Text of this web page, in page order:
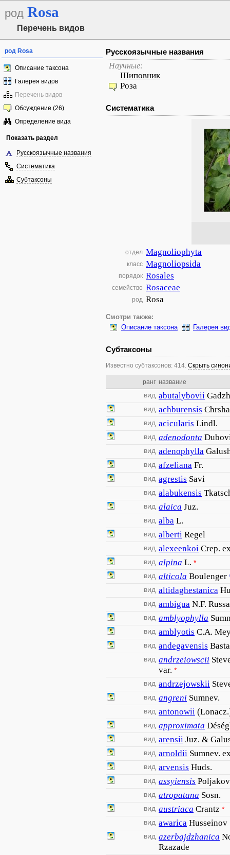
род Rosa
Перечень видов
род Rosa
Описание таксона
Галерея видов
Перечень видов
Обсуждение (26)
Определение вида
Показать раздел
Русскоязычные названия
Систематика
Субтаксоны
Русскоязычные названия
Научные:
Шиповник
Роза
Систематика
отдел Magnoliophyta
класс Magnoliopsida
порядок Rosales
семейство Rosaceae
род Rosa
Смотри также:
Описание таксона
Галерея
Субтаксоны
Известно субтаксонов: 414. Скрыть
ранг название
вид abutalybovii
вид achburensis
вид acicularis Lindl.
вид adenodonta
вид adenophylla
вид afzeliana Fr.
вид agrestis Savi
вид alabukensis
вид alaica Juz.
вид alba L.
вид alberti Regel
вид alexeenkoi Crep.
вид alpina L. *
вид alticola Boulenger
вид altidaghestanica
вид ambigua N.F.
вид amblyophylla
вид amblyotis C.A.
вид andegavensis
вид andrzeiowscii
var. *
вид andrzejowskii
вид angreni Sumnev.
вид antonowii
вид approximata
вид arensii Juz. &
вид arnoldii Sumnev.
вид arvensis Huds.
вид assyiensis Poljakov
вид atropatana Sosn.
вид austriaca Crantz *
вид awarica Husseinov
вид azerbajdzhanica
Rzazade